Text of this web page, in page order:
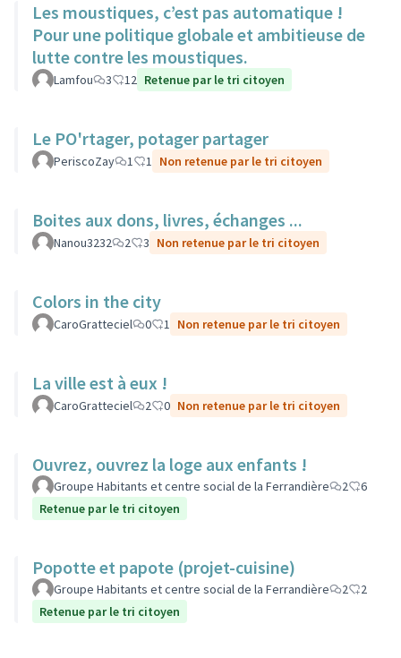
Les moustiques, c’est pas automatique !
Pour une politique globale et ambitieuse de
lutte contre les moustiques.
Lamfou 3 12 Retenue par le tri citoyen
Le PO'rtager, potager partager
PeriscoZay 1 1 Non retenue par le tri citoyen
Boites aux dons, livres, échanges ...
Nanou3232 2 3 Non retenue par le tri citoyen
Colors in the city
CaroGratteciel 0 1 Non retenue par le tri citoyen
La ville est à eux !
CaroGratteciel 2 0 Non retenue par le tri citoyen
Ouvrez, ouvrez la loge aux enfants !
Groupe Habitants et centre social de la Ferrandière 2
6
Retenue par le tri citoyen
Popotte et papote (projet-cuisine)
Groupe Habitants et centre social de la Ferrandière 2
2
Retenue par le tri citoyen